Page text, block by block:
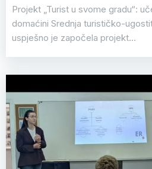
Projekt „Turist u svome gradu“:
domaćini Srednja turističko-
uspješno je započela projekt…